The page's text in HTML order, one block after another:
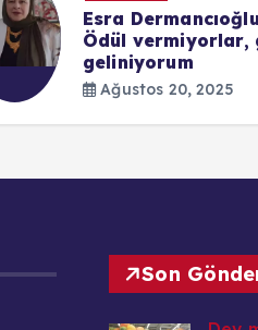
Esra
Ödül vermiyorlar,
geliniyorum
Ağustos 20, 2025
Son